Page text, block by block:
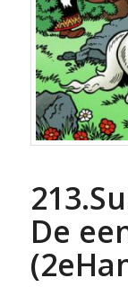
De